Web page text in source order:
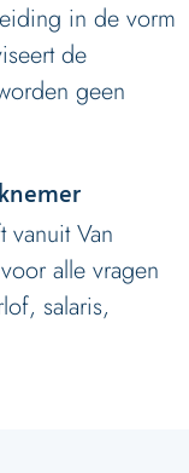
in de vorm
de
geen
vanuit Van
alle vragen
salaris,